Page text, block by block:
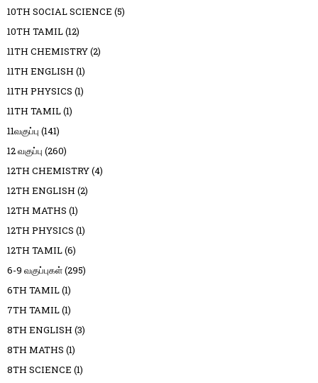
10TH SOCIAL SCIENCE (5)
10TH TAMIL(12)
11TH CHEMISTRY(2)
11TH ENGLISH (1)
11TH PHYSICS (1)
11TH TAMIL(1)
11வகுப்பு (141)
12 வகுப்பு (260)
12TH CHEMISTRY(4)
12TH ENGLISH (2)
12TH MATHS (1)
12TH PHYSICS (1)
12TH TAMIL(6)
6-9 வகுப்புகள்(295)
6TH TAMIL(1)
7TH TAMIL(1)
8TH ENGLISH (3)
8TH MATHS (1)
8TH SCIENCE (1)